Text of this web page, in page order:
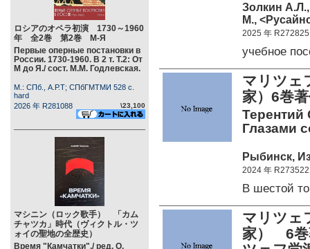
ロシアのオペラ初演 1730～1960
年 全2巻 第2巻 М-Я
Первые оперные постановки в
России. 1730-1960. В 2 т. Т.2: От
М до Я./ сост. М.М. Годлевская.
М.: СПб., А.Р.Т; СПбГМТМИ 528 c.
hard
2026 年 R281088
\23,100
マシニン（ロック歌手） 「カム
チャツカ」時代（ヴィクトル・ツ
ォイの聖地の全歴史）
Время "Камчатки"./ ред. О.
Золкин
М.,
2025 年 R272825
учебное
マリツェ
家）6巻
Терентий
Глазами
Рыбинск,
2024 年 R273522
В шестой
マリツェ
家） 6巻